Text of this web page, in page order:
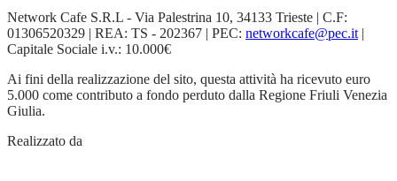
Network Cafe S.R.L - Via Palestrina 10, 34133 Trieste | C.F:
01306520329 | REA: TS - 202367 | PEC: networkcafe@pec.it |
Capitale Sociale i.v.: 10.000€
Ai fini della realizzazione del sito, questa attività ha ricevuto euro
5.000 come contributo a fondo perduto dalla Regione Friuli Venezia
Giulia.
Realizzato da